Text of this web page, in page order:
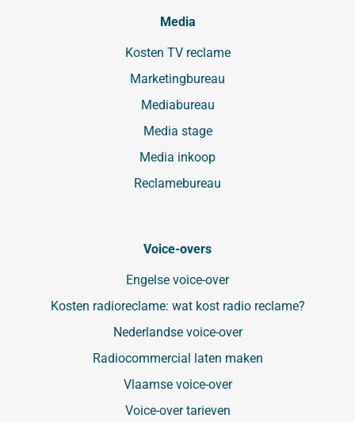
Media
Kosten TV reclame
Marketingbureau
Mediabureau
Media stage
Media inkoop
Reclamebureau
Voice-overs
Engelse voice-over
Kosten radioreclame: wat kost radio reclame?
Nederlandse voice-over
Radiocommercial laten maken
Vlaamse voice-over
Voice-over tarieven